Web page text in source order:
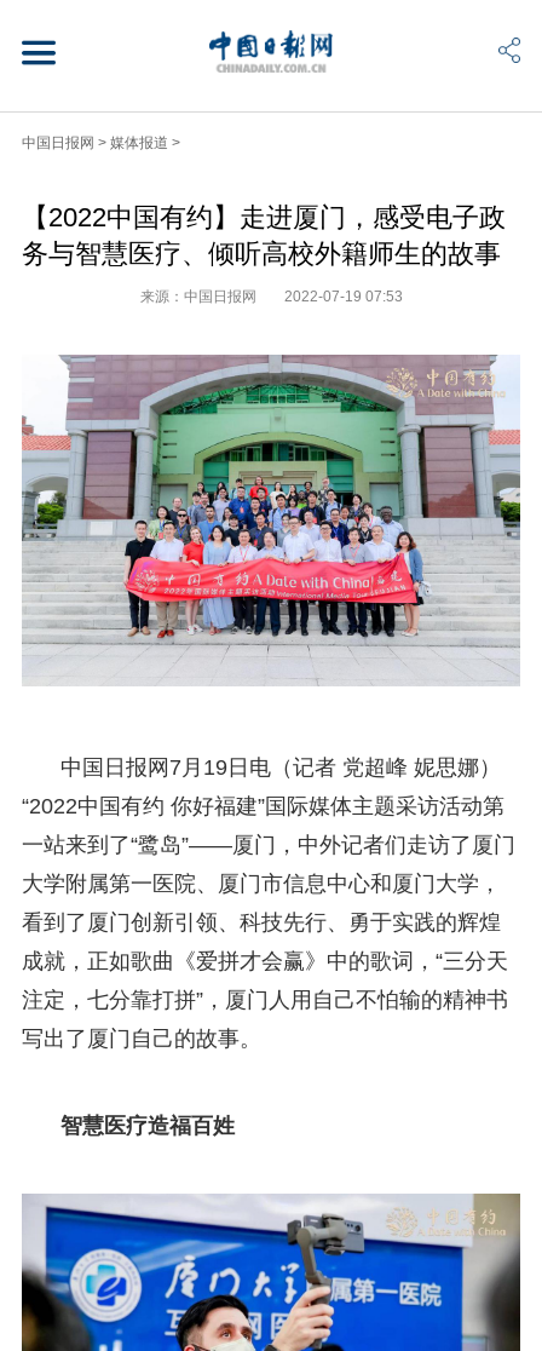
中国日报网 > 媒体报道 >
【2022中国有约】走进厦门，感受电子政
务与智慧医疗、倾听高校外籍师生的故事
来源：中国日报网 2022-07-19 07:53
中国日报网7月19日电（记者 党超峰 妮思娜）
“2022中国有约 你好福建”国际媒体主题采访活动第
一站来到了“鹭岛”——厦门，中外记者们走访了厦门
大学附属第一医院、厦门市信息中心和厦门大学，
看到了厦门创新引领、科技先行、勇于实践的辉煌
成就，正如歌曲《爱拼才会赢》中的歌词，“三分天
注定，七分靠打拼”，厦门人用自己不怕输的精神书
写出了厦门自己的故事。
智慧医疗造福百姓